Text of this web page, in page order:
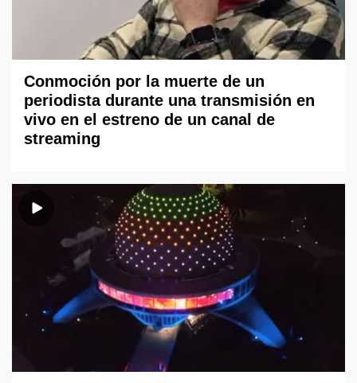
Conmoción por la muerte de un
periodista durante una transmisión en
vivo en el estreno de un canal de
streaming